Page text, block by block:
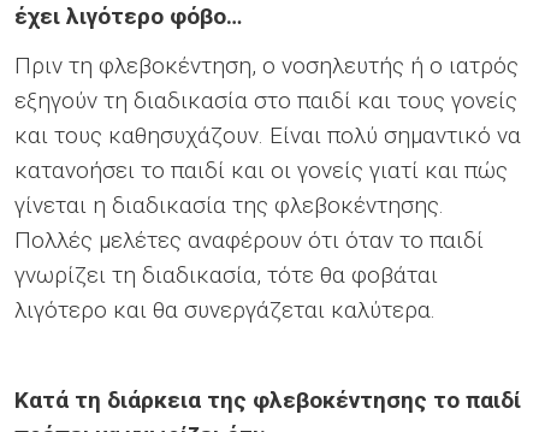
έχει λιγότερο φόβο…
Πριν τη φλεβοκέντηση, ο νοσηλευτής ή ο ιατρός
εξηγούν τη διαδικασία στο παιδί και τους γονείς
και τους καθησυχάζουν. Είναι πολύ σημαντικό να
κατανοήσει το παιδί και οι γονείς γιατί και πώς
γίνεται η διαδικασία της φλεβοκέντησης.
Πολλές μελέτες αναφέρουν ότι όταν το παιδί
γνωρίζει τη διαδικασία, τότε θα φοβάται
λιγότερο και θα συνεργάζεται καλύτερα.
Κατά τη διάρκεια της φλεβοκέντησης το παιδί